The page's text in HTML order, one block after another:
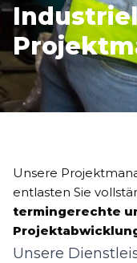
Unsere
entlasten Sie
termingerechte
Unsere